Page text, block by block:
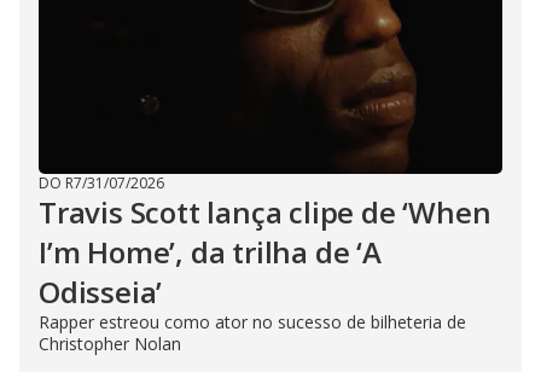
DO R7/31/07/2026
Travis Scott lança clipe de ‘When
I’m Home’, da trilha de ‘A
Odisseia’
Rapper estreou como ator no sucesso de bilheteria de
Christopher Nolan